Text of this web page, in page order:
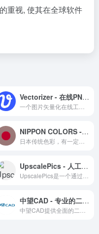
重视, 使其在全球软件
Vectorizer - 在线PNG, JPG转SVG工具
NIPPON COLORS - 日本の伝統色
UpscalePics - 人工智能图片清晰化工具
中望CAD - 专业的二三维CAD软件解决方案